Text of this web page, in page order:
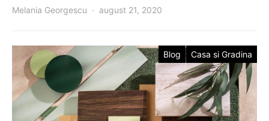
Melania Georgescu august 21, 2020
Blog Casa si Gradina